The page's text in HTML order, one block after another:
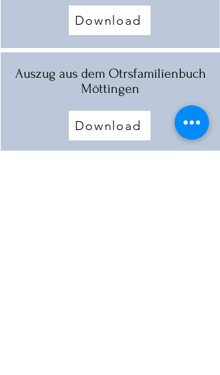
Download
Auszug aus dem Otrsfamilienbuch
Möttingen
Download